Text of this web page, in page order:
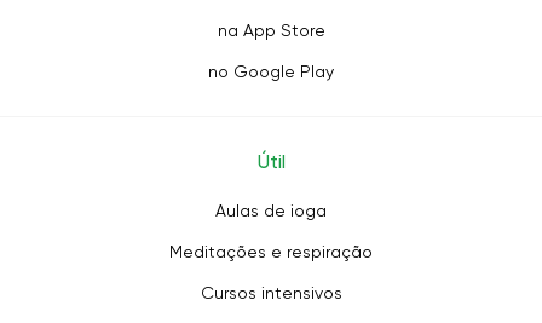
na App Store
no Google Play
Útil
Aulas de ioga
Meditações e respiração
Cursos intensivos